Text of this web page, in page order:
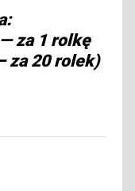
za 1 rolkę
za 20 rolek)